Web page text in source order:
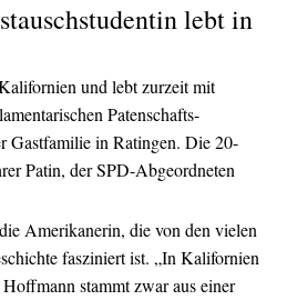
lebt in
und lebt zurzeit mit
Patenschafts-
Gastfamilie in Ratingen. Die 20-
Patin, der SPD-Abgeordneten
Amerikanerin, die von den vielen
fasziniert ist. „In Kalifornien
stammt zwar aus einer